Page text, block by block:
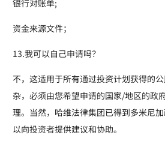
银行对账单;
资金来源文件；
13.我可以自己申请吗？
不，这适用于所有通过投资计划获得的
杂，必须由您希望申请的国家/地区的政
理。当然，哈维法律集团已得到多米尼加
以向投资者提供建议和协助。